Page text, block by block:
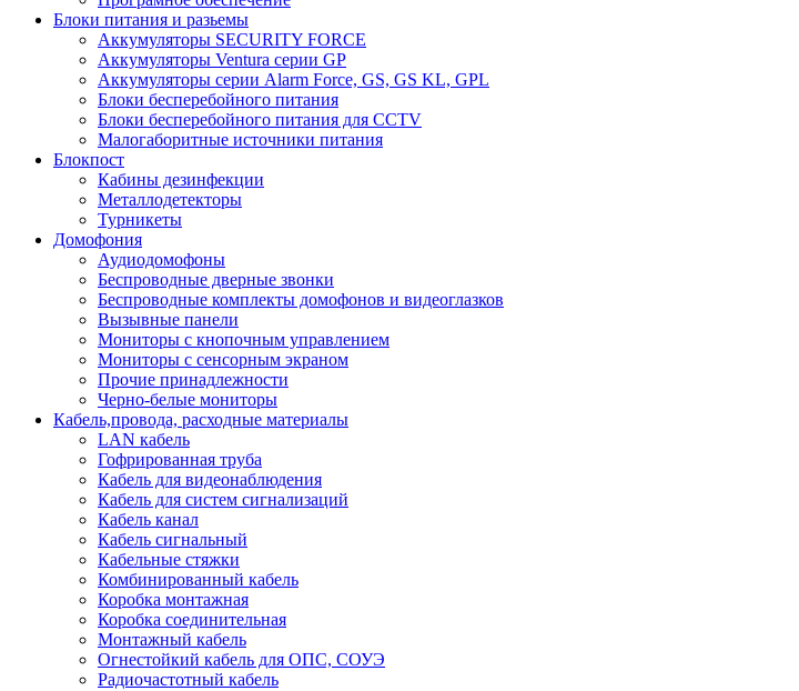
Блоки питания и разьемы
Аккумуляторы SECURITY FORCE
Аккумуляторы Ventura серии GP
Аккумуляторы серии Alarm Force, GS, GS KL, GPL
Блоки бесперебойного питания
Блоки бесперебойного питания для CCTV
Малогаборитные источники питания
Блокпост
Кабины дезинфекции
Металлодетекторы
Турникеты
Домофония
Аудиодомофоны
Беспроводные дверные звонки
Беспроводные комплекты домофонов и видеоглазков
Вызывные панели
Мониторы с кнопочным управлением
Мониторы с сенсорным экраном
Прочие принадлежности
Черно-белые мониторы
Кабель,провода, расходные материалы
LAN кабель
Гофрированная труба
Кабель для видеонаблюдения
Кабель для систем сигнализаций
Кабель канал
Кабель сигнальный
Кабельные стяжки
Комбинированный кабель
Коробка монтажная
Коробка соединительная
Монтажный кабель
Огнестойкий кабель для ОПС, СОУЭ
Радиочастотный кабель